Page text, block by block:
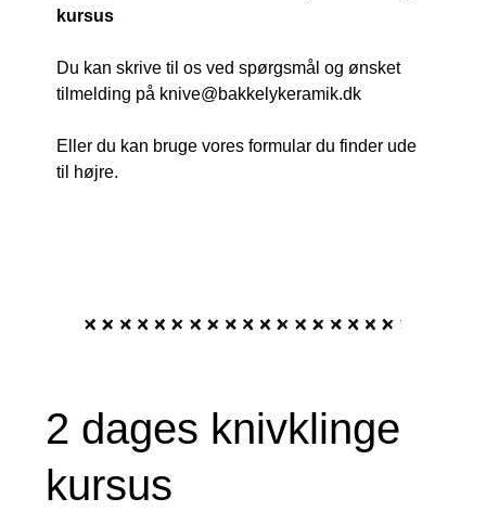
kursus
Du kan skrive til os ved spørgsmål og ønsket
tilmelding på knive@bakkelykeramik.dk
Eller du kan bruge vores formular du finder ude
til højre.
2 dages knivklinge
kursus